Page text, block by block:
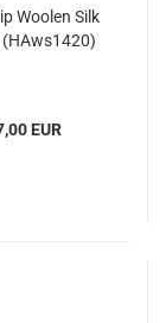
Woolen Silk
EUR